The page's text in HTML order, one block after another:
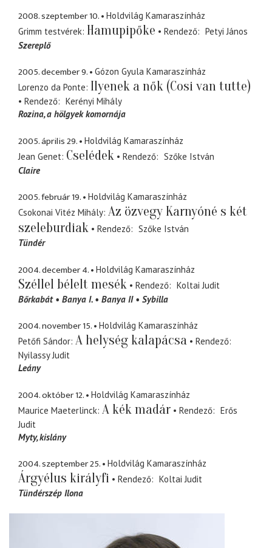
2008. szeptember 10.
Holdvilág Kamaraszínház
Grimm testvérek Hamupipőke Rendező
Petyi János
Szereplő
2005. december 9.
Gózon Gyula Kamaraszínház
Lorenzo da Ponte Ilyenek a nők (Cosi van tutte)
Rendező
Kerényi Mihály
Rozina a hölgyek komornája
2005. április 29.
Holdvilág Kamaraszínház
Jean Genet Cselédek Rendező
Szőke István
Claire
2005. február 19.
Holdvilág Kamaraszínház
Csokonai Vitéz Mihály Az özvegy Karnyóné s két
szeleburdiak
Rendező
Szőke István
Tündér
2004. december 4. Holdvilág Kamaraszínház
Széllel bélelt mesék Rendező
Koltai Judit
Bőrkabát
Banya I. Banya II Sybilla
2004. november 15.
Holdvilág Kamaraszínház
Petőfi Sándor A helység kalapácsa
Rendező
Nyilassy Judit
Leány
2004. október 12.
Holdvilág Kamaraszínház
Maurice Maeterlinck A kék madár Rendező
Erős
Judit
Myty kislány
2004. szeptember 25. Holdvilág Kamaraszínház
Árgyélus királyfi Rendező
Koltai Judit
Tündérszép Ilona